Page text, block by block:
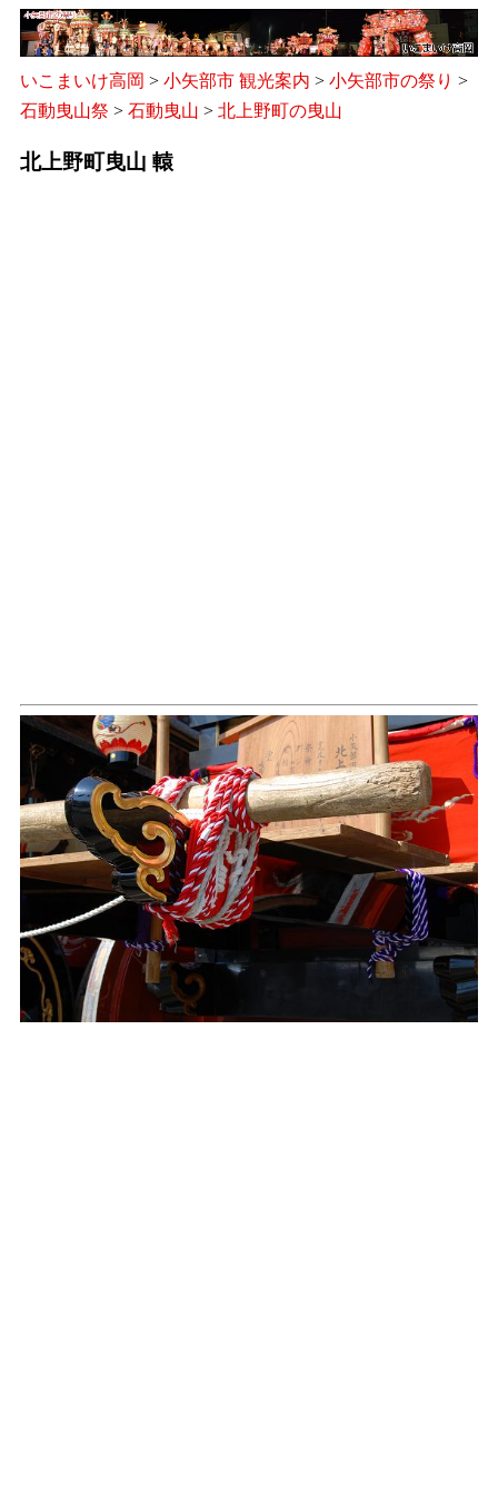
いこまいけ高岡 > 小矢部市 観光案内 > 小矢部市の祭り >
石動曳山祭 > 石動曳山 > 北上野町の曳山
北上野町曳山 轅